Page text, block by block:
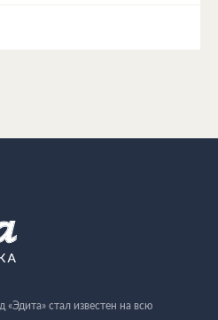
стал известен на всю